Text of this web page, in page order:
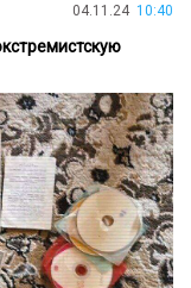
04.11.24 10:40